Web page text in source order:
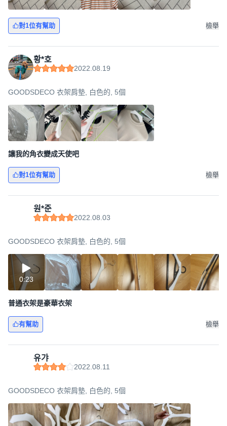
對1位有幫助 檢舉
황*호
2022.08.19
GOODSDECO 衣架肩墊, 白色的, 5個
讓我的角衣變成天使吧
對1位有幫助 檢舉
원*준
2022.08.03
GOODSDECO 衣架肩墊, 白色的, 5個
0:23
普通衣架是豪華衣架
有幫助 檢舉
유갸
2022.08.11
GOODSDECO 衣架肩墊, 白色的, 5個